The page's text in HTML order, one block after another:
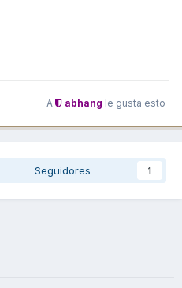
A abhang le gusta esto
Seguidores 1